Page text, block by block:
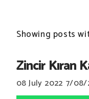
Showing posts
Zincir Kıran
08 July 2022 7/08/